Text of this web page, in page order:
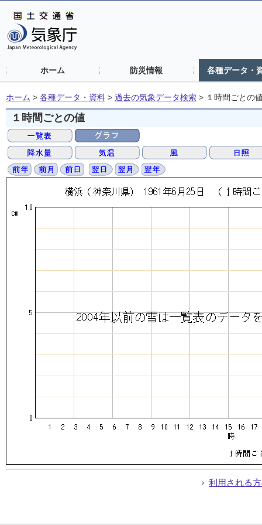
ホーム 防災情報 各種データ・
ホーム > 各種データ・資料 > 過去の気象データ検索 > １時間ごとの
１時間ごとの値
利用される